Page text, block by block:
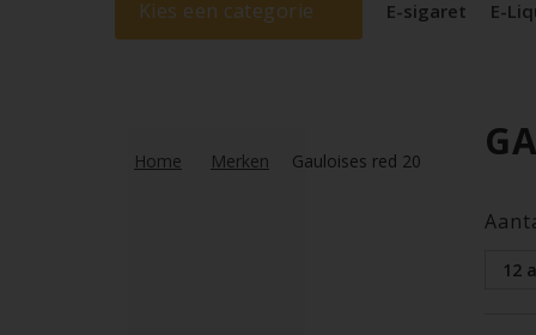
Kies een categorie E-sigaret E-
Home Merken Gauloises red 20